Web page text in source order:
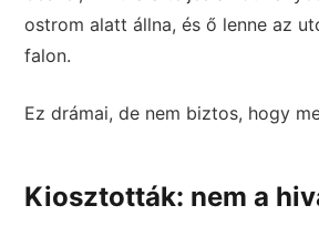
ostrom alatt állna, és ő lenne az
falon.
Ez drámai, de nem biztos, hogy
Kiosztották: nem a